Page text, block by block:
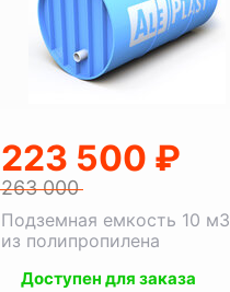
Подземная емкость 10 м3
из полипропилена
Доступен для заказа
223 500 ₽
263 000